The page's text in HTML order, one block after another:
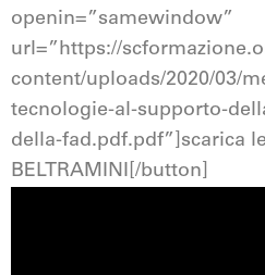
openin=”samewindow”
url=”https://
content/uploads/2020/03/
tecnologie-al-supporto-
della-fad.pdf.pdf”]scarica
BELTRAMINI[/button]